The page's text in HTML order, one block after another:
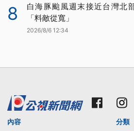
8
白海豚颱風週末接近台灣北
「料敵從寬」
2026/8/6 12:34
內容
分類